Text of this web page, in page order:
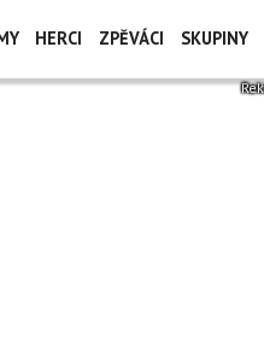
HERCI ZPĚVÁCI SKUPINY